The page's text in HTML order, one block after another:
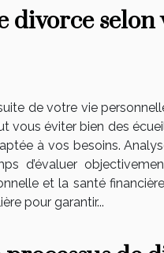
divorce selon
de votre vie
vous éviter bien des
à vos besoins.
d’évaluer
et la santé
pour garantir...